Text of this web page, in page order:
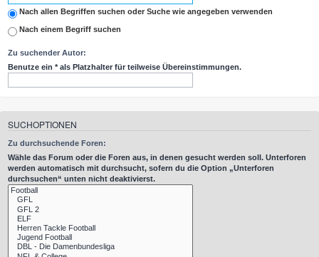
Nach allen Begriffen suchen oder Suche wie angegeben verwenden
Nach einem Begriff suchen
Zu suchender Autor:
Benutze ein * als Platzhalter für teilweise Übereinstimmungen.
SUCHOPTIONEN
Zu durchsuchende Foren:
Wähle das Forum oder die Foren aus, in denen gesucht werden soll. Unterforen
werden automatisch mit durchsucht, sofern du die Option „Unterforen
durchsuchen“ unten nicht deaktivierst.